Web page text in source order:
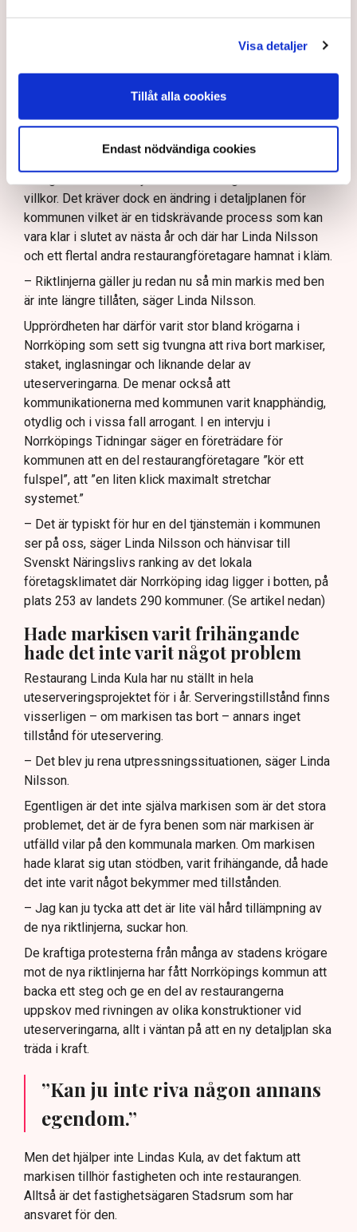
Visa detaljer
Tillåt alla cookies
Endast nödvändiga cookies
– Det har funnits konstruktioner runt uteserveringarna
som inte varit öppna och sådana är inte tillåtna på
offentlig mark. Därför görs förändringarna, säger Maria
Förändringen från allmän platsmark till kvartersmark
villkor. Det kräver dock en ändring i detaljplanen för
kommunen vilket är en tidskrävande process som kan
vara klar i slutet av nästa år och där har Linda Nilsson
och ett flertal andra restaurangföretagare hamnat i kläm.
– Riktlinjerna gäller ju redan nu så min markis med ben
är inte längre tillåten, säger Linda Nilsson.
Upprördheten har därför varit stor bland krögarna i
Norrköping som sett sig tvungna att riva bort markiser,
staket, inglasningar och liknande delar av
uteserveringarna. De menar också att
kommunikationerna med kommunen varit knapphändig,
otydlig och i vissa fall arrogant. I en intervju i
Norrköpings Tidningar säger en företrädare för
kommunen att en del restaurangföretagare ”kör ett
fulspel”, att ”en liten klick maximalt stretchar
systemet.”
– Det är typiskt för hur en del tjänstemän i kommunen
ser på oss, säger Linda Nilsson och hänvisar till
Svenskt Näringslivs ranking av det lokala
företagsklimatet där Norrköping idag ligger i botten, på
plats 253 av landets 290 kommuner. (Se artikel nedan)
Hade markisen varit frihängande
hade det inte varit något problem
Restaurang Linda Kula har nu ställt in hela
uteserveringsprojektet för i år. Serveringstillstånd finns
visserligen – om markisen tas bort – annars inget
tillstånd för uteservering.
– Det blev ju rena utpressningssituationen, säger Linda
Nilsson.
Egentligen är det inte själva markisen som är det stora
problemet, det är de fyra benen som när markisen är
utfälld vilar på den kommunala marken. Om markisen
hade klarat sig utan stödben, varit frihängande, då hade
det inte varit något bekymmer med tillstånden.
– Jag kan ju tycka att det är lite väl hård tillämpning av
de nya riktlinjerna, suckar hon.
De kraftiga protesterna från många av stadens krögare
mot de nya riktlinjerna har fått Norrköpings kommun att
backa ett steg och ge en del av restaurangerna
uppskov med rivningen av olika konstruktioner vid
uteserveringarna, allt i väntan på att en ny detaljplan ska
träda i kraft.
”Kan ju inte riva någon annans
egendom.”
Men det hjälper inte Lindas Kula, av det faktum att
markisen tillhör fastigheten och inte restaurangen.
Alltså är det fastighetsägaren Stadsrum som har
ansvaret för den.